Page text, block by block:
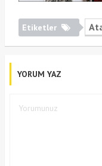
Etiketler
YORUM YAZ